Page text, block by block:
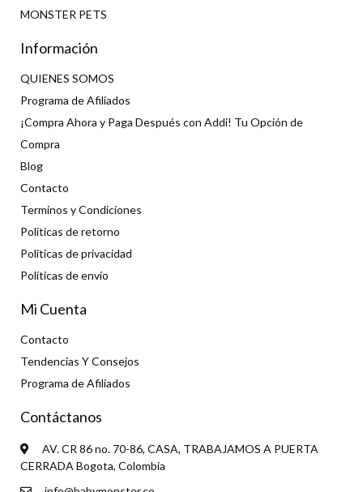
MONSTER PETS
Información
QUIENES SOMOS
Programa de Afiliados
¡Compra Ahora y Paga Después con Addi! Tu Opción de
Compra
Blog
Contacto
Terminos y Condiciones
Politicas de retorno
Politicas de privacidad
Políticas de envío
Mi Cuenta
Contacto
Tendencias Y Consejos
Programa de Afiliados
Contáctanos
AV. CR 86 no. 70-86, CASA, TRABAJAMOS A PUERTA
CERRADA Bogota, Colombia